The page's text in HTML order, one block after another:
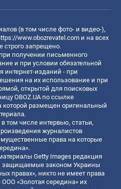
(в том числе фото- и видео-),
www.obozrevatel.com и на всех
строго запрещено.
получении письменного
и при условии обязательной
интернет-изданий - при
на их использование и при
открытой для поисковых
OBOZ.UA по ссылке
которой размещен оригинальный
том числе интервью, статьи,
журналистов
права на которые
Getty Images редакция
защищаемые законом Украины
правах», никто не имеет права
«Золотая середина» их